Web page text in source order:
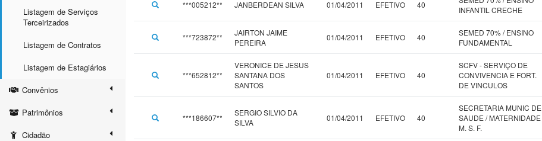
Listagem de Serviços
Terceirizados
Listagem de Contratos
Listagem de Estagiários
Convênios
Patrimônios
Cidadão
***005212** JANBERDEAN SILVA 01/04/2011 EFETIVO 40
INFANTIL CRECHE
***723872**
JAIRTON JAIME
PEREIRA
01/04/2011 EFETIVO 40
SEMED 70% / ENSINO
FUNDAMENTAL
***652812**
VERONICE DE JESUS
SANTANA DOS
SANTOS
01/04/2011 EFETIVO 40
SCFV - SERVIÇO DE
CONVIVENCIA E FORT.
DE VINCULOS
***186607**
SERGIO SILVIO DA
SILVA
01/04/2011 EFETIVO 40
SECRETARIA MUNIC DE
SAUDE / MATERNIDADE
M. S. F.